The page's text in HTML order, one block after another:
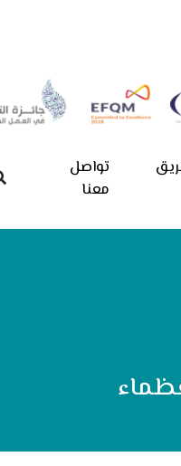
تواصل
معنا